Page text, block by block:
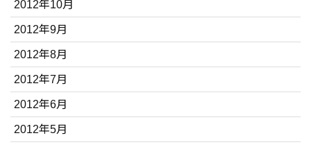
2012年10月
2012年9月
2012年8月
2012年7月
2012年6月
2012年5月